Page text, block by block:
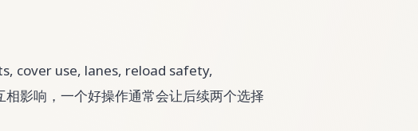
cover use, lanes, reload safety,
影响，一个好操作通常会让后续两个选择